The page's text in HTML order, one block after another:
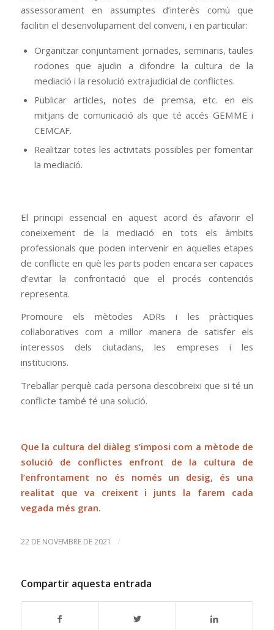
assessorament en assumptes d’interès comú que
facilitin el desenvolupament del conveni, i en particular:
Organitzar conjuntament jornades, seminaris, taules
rodones que ajudin a difondre la cultura de la
mediació i la resolució extrajudicial de conflictes.
Publicar articles, notes de premsa, etc. en els
mitjans de comunicació als que té accés GEMME i
CEMCAF.
Realitzar totes les activitats possibles per fomentar
la mediació.
El principi essencial en aquest acord és afavorir el
coneixement de la mediació en tots els àmbits
professionals que poden intervenir en aquelles etapes
de conflicte en què les parts poden encara ser capaces
d’evitar la confrontació que el procés contenciós
representa.
Promoure els mètodes ADRs i les pràctiques
col·laboratives com a millor manera de satisfer els
interessos dels ciutadans, les empreses i les
institucions.
Treballar perquè cada persona descobreixi que si té un
conflicte també té una solució.
Que la cultura del diàleg s’imposi com a mètode de
solució de conflictes enfront de la cultura de
l’enfrontament no és només un desig, és una
realitat que va creixent i junts la farem cada
vegada més gran.
22 DE NOVEMBRE DE 2021 /
Compartir aquesta entrada